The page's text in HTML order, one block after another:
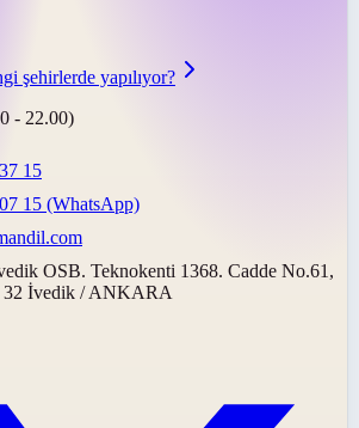
şehirlerde yapılıyor?
- 22.00)
15
15 (WhatsApp)
OSB. Teknokenti 1368. Cadde No.61,
32 İvedik / ANKARA